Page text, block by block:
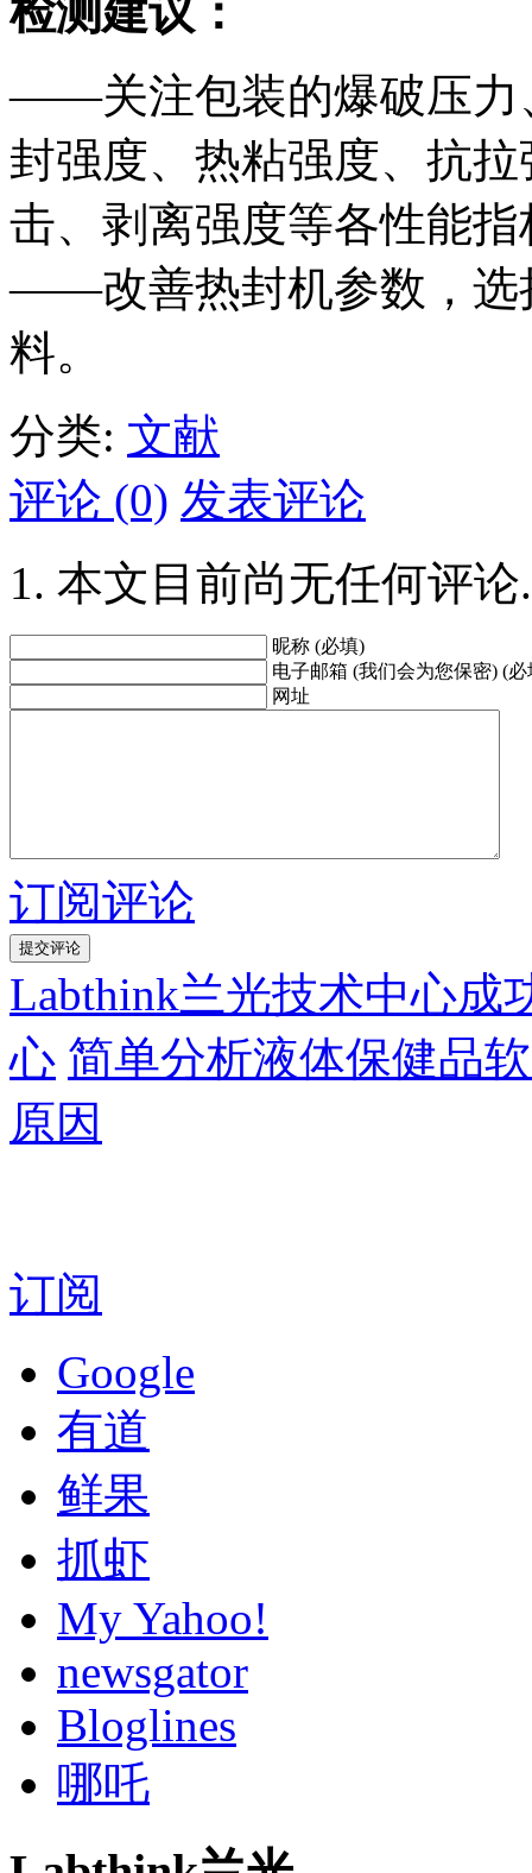
检测建议：
——关注包装的爆破压力
封强度、热粘强度、抗
击、剥离强度等各性能
——改善热封机参数，选
料。
分类: 文献
评论 (0) 发表评论
本文目前尚无任何评论.
昵称 (必填)
电子邮箱 (我们会为您保密) (必
网址
订阅评论
Labthink兰光技术中心
心 简单分析液体保健品
原因
订阅
Google
有道
鲜果
抓虾
My Yahoo!
newsgator
Bloglines
哪吒